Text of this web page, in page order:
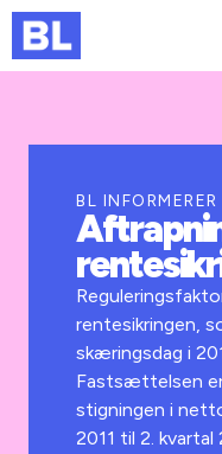
Kurser og
Jobportalen
BL
rentesikringen,
skæringsdag i
Fastsættelsen
stigningen i
2011 til 2.